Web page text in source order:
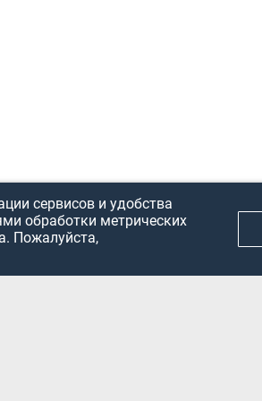
ИСПОЛЬЗОВАНИЕ ИНФОРМАЦИИ
сервисов и удобства
обработки метрических
Пожалуйста,